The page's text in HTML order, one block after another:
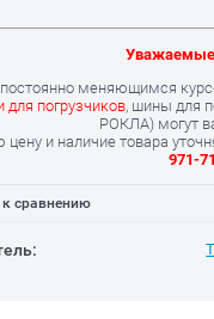
постоянно меняющимся
для погрузчиков, шины для
РОКЛА) могут
цену и наличие товара
971-
сравнению